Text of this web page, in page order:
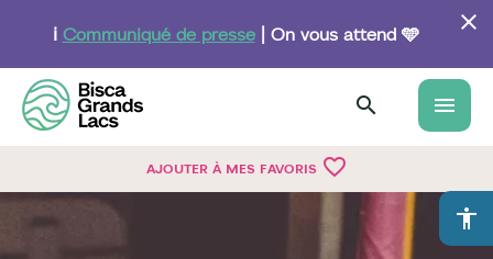
principal
ℹ️ Communiqué de presse| On vous attend 🩵
menu
AJOUTER À MES FAVORIS favorite_border
accessibility